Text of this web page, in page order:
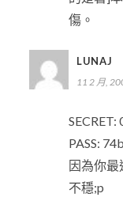
傷。
LUNAJ
11 2 月,
SECRET:
PASS:
因為你
不穩;p